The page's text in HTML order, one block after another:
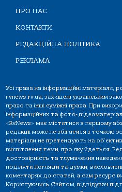
ПРО НАС
КОНТАКТИ
РЕДАКЦІЙНА ПОЛІТИКА
РЕКЛАМА
Усі права на інформаційні матеріали,
rvnews.rv.ua, захищені українським
право та інші суміжні права. При
інформаційних та фото-
«RvNews» має міститися в першому
редакції може не збігатися з точкою
матеріали не претендують на
висвітлення теми, про яку йдеться.
достовірність та тлумачення
поділяти погляди та думки,
коментарях до статей, а сам ресурс
Користуючись Сайтом, відвідувач